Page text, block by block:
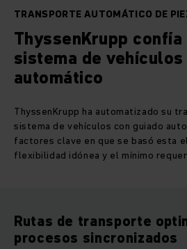
TRANSPORTE AUTOMÁTICO DE
ThyssenKrupp
sistema de vehículos
automático
ThyssenKrupp ha automatizado su
sistema de vehículos con guiado
factores clave en que se basó esta
flexibilidad idónea y el mínimo
Rutas de transporte
procesos sincronizados